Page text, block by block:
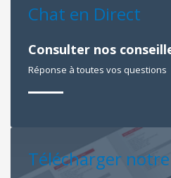
Chat en Direct
Consulter nos
Réponse à toutes vos questions
Télécharger